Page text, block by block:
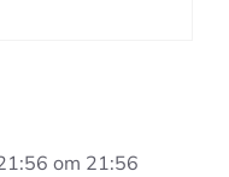
om 21:56